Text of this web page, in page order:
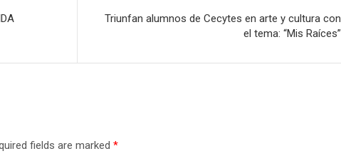
Triunfan alumnos de Cecytes en arte y cultura con
el tema: “Mis Raíces”
fields are marked *